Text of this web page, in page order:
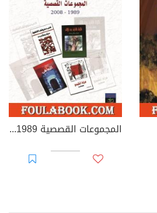
المجموعات القصصية 1989 - 2008